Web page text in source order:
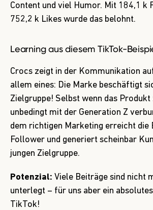
Content und viel Humor. Mit 184,1 k
752,2 k Likes wurde das belohnt.
Learning aus diesem TikTok-
Crocs zeigt in der Kommunikation
allem eines: Die Marke beschäftigt
Zielgruppe! Selbst wenn das
unbedingt mit der Generation Z
dem richtigen Marketing erreicht die
Follower und generiert scheinbar
jungen Zielgruppe.
Potenzial: Viele Beiträge sind nicht
unterlegt – für uns aber ein
TikTok!